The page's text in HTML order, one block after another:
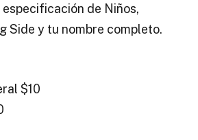
de Niños,
Side y tu nombre completo.
$10